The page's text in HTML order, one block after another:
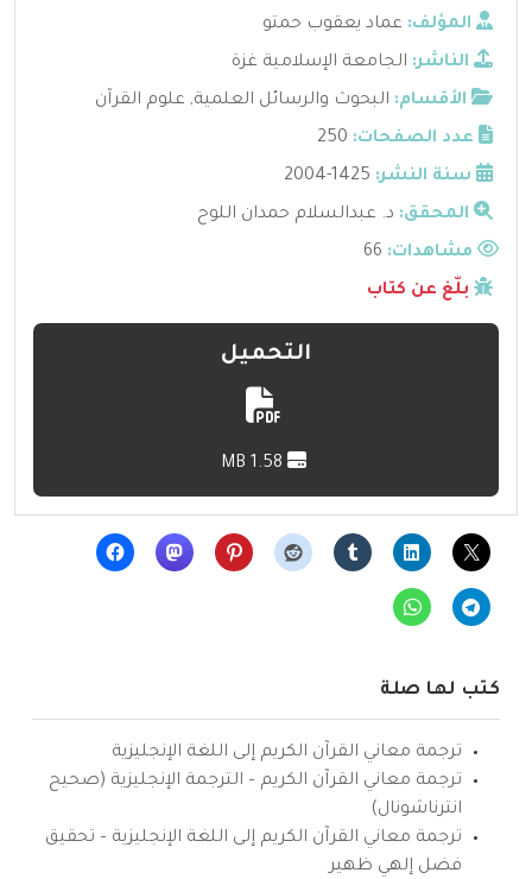
المؤلف: عماد يعقوب حمتو
الناشر: الجامعة الإسلامية غزة
الأقسام: البحوث والرسائل العلمية, علوم القرآن
عدد الصفحات: 250
سنة النشر: 1425-2004
المحقق: د. عبدالسلام حمدان اللوح
مشاهدات:
بلّغ عن كتاب
التحميل
كتب لها صلة
ترجمة معاني القرآن الكريم إلى اللغة الإنجليزية
ترجمة معاني القرآن الكريم – الترجمة الإنجليزية (صحيح
انترناشونال)
ترجمة معاني القرآن الكريم إلى اللغة الإنجليزية – تحقيق
فضل إلهي ظهير